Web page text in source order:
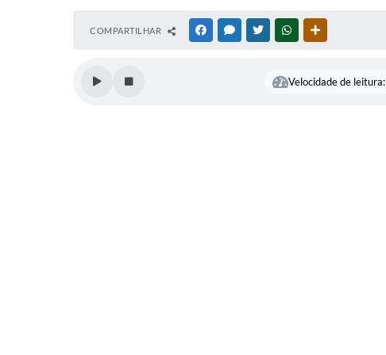
COMPARTILHAR FACEBOOKMESSENGER
TWITTERWHATSAPP
Velocidade de leitura: